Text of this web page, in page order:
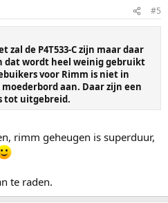
#5
zal de P4T533-C zijn maar daar
dat wordt heel weinig gebruikt
voor Rimm is niet in
moederbord aan. Daar zijn een
tot uitgebreid.
rimm geheugen is superduur,
te raden.